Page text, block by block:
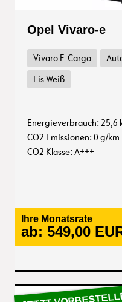
Opel Vivaro-e
Vivaro E-Cargo
Eis Weiß
Energieverbrauch: 25,6
CO2 Emissionen: 0 g/
CO2 Klasse: A+++
Ihre Monatsrate
ab: 549,00